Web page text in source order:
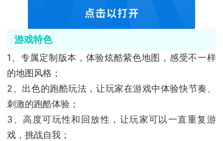
游戏特色
1、专属定制版本，体验炫酷紫色地图，感受不一样
的地图风格；
2、出色的跑酷玩法，让玩家在游戏中体验快节奏、
刺激的跑酷体验；
3、高度可玩性和回放性，让玩家可以一直重复游
戏，挑战自我；